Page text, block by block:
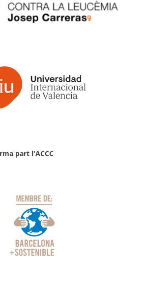
part l'ACCC